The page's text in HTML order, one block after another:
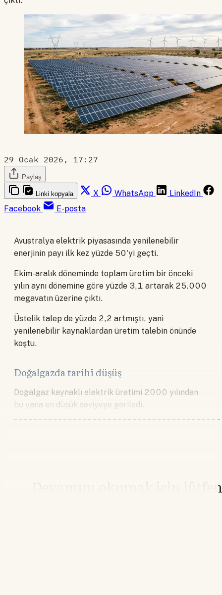
29 Ocak 2026, 17:27
Paylaş
Linki kopyala X WhatsApp
LinkedIn
Facebook
E-posta
Avustralya elektrik piyasasında yenilenebilir
enerjinin payı ilk kez yüzde 50'yi geçti.
Ekim-aralık döneminde toplam üretim bir önceki
yılın aynı dönemine göre yüzde 3,1 artarak 25.000
megavatın üzerine çıktı.
Üstelik talep de yüzde 2,2 artmıştı, yani
yenilenebilir kaynaklardan üretim talebin önünde
koştu.
Doğalgazda tarihi düşüş
Doğalgaz kaynaklı elektrik üretimi 2000 yılından
bu yana en düşük seviyeye geriledi.
Devamını okumak için lütfen